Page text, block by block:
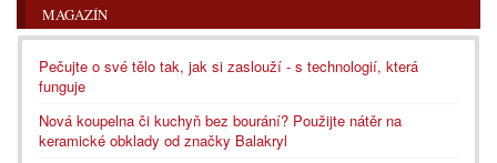
MAGAZÍN
Pečujte o své tělo tak, jak si zaslouží - s technologií, která
funguje
Nová koupelna či kuchyň bez bourání? Použijte nátěr na
keramické obklady od značky Balakryl